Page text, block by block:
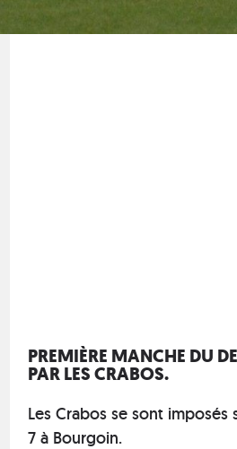
PREMIÈRE MANCHE DU
PAR LES CRABOS.
Les Crabos se sont imposés
7 à Bourgoin.